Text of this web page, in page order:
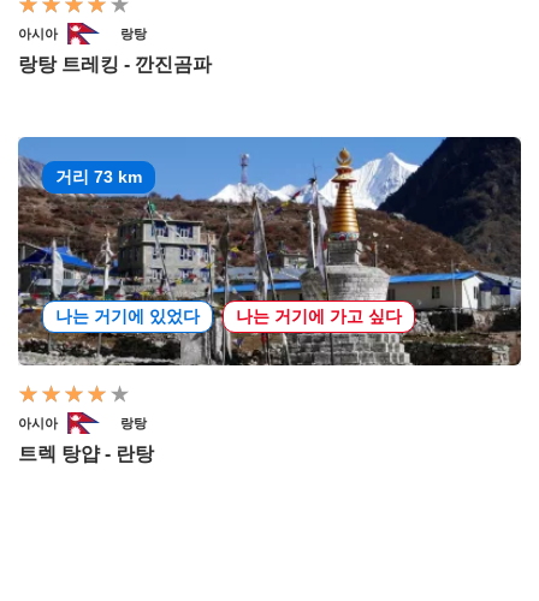
아시아 랑탕
랑탕 트레킹 - 깐진곰파
거리 73 km
나는 거기에 있었다 나는 거기에 가고 싶다
아시아 랑탕
트렉 탕얍 - 란탕